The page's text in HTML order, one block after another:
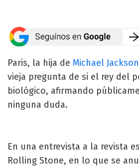
Paris, la hija de Michael Jackson
vieja pregunta de si el rey del
biológico, afirmando
ninguna duda.
En una entrevista a la revista
Rolling Stone, en lo que se